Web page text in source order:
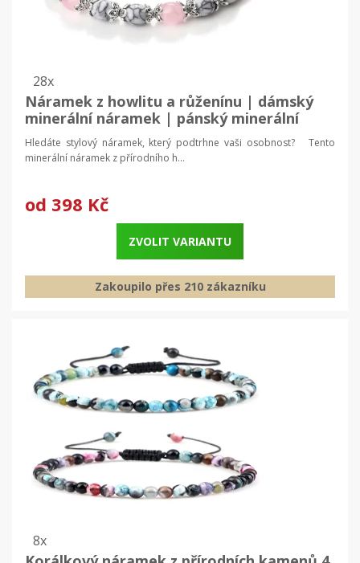
28x
Náramek z howlitu a růženínu | dámský
minerální náramek | pánský minerální
náramek
Hledáte stylový náramek, který podtrhne vaši osobnost? Tento
minerální náramek z přírodního h...
od 398 Kč
ZVOLIT VARIANTU
Zakoupilo přes 210 zákazníku
8x